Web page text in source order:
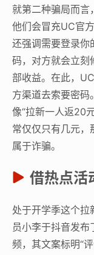
就第二种骗局而言
他们会冒充UC官
还强调需要登录你
码，对方就会立刻
部收益。在此，
方渠道去索要密码
像“拉新一人返20
常仅仅只有几元，
属于诈骗。
借热点活
处于开学季这个
员小李于抖音发布
频，其文案标明“